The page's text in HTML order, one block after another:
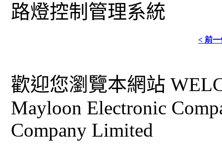
路燈控制管理系統
< 前一
歡迎您瀏覽本網站
Mayloon Electronic
Company Limited